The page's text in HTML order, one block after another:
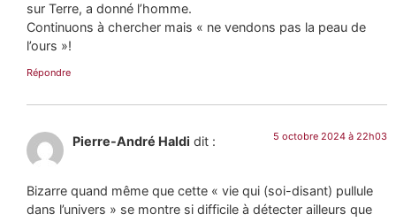
sur Terre, a donné l’homme.
Continuons à chercher mais « ne vendons pas la peau de
l’ours »!
Répondre
Pierre-André Haldi dit : 5 octobre 2024 à 22h03
Bizarre quand même que cette « vie qui (soi-disant) pullule
dans l’univers » se montre si difficile à détecter ailleurs que